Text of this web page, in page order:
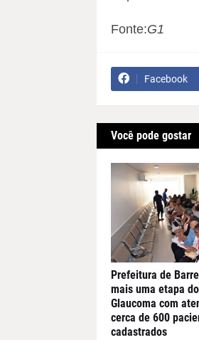
Fonte:G1
Facebook
Você pode gostar
Prefeitura de
mais uma etapa
Glaucoma com
cerca de 600
cadastrados